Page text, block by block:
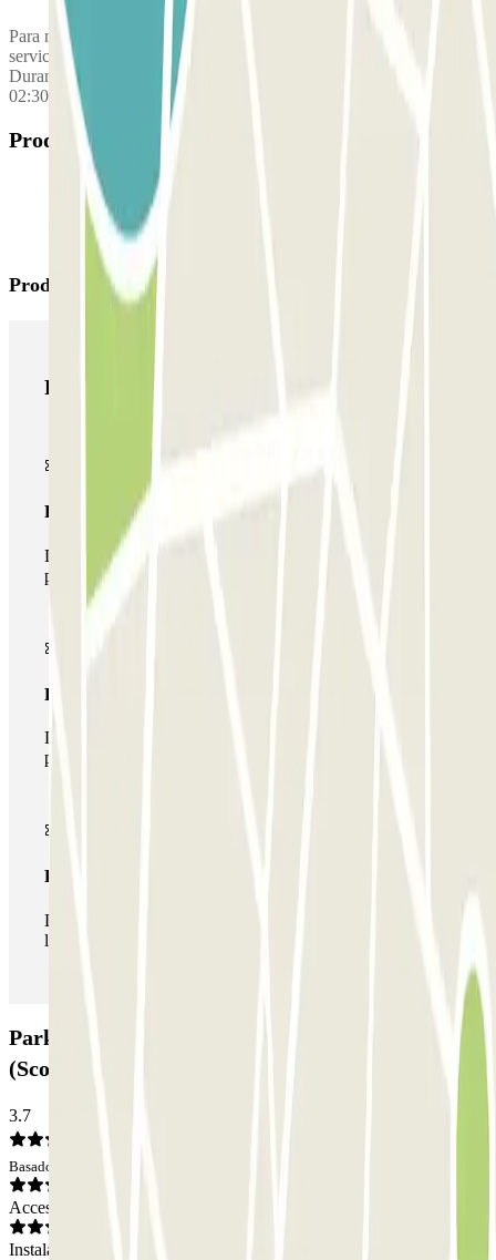
Para moverse entre los aparcamientos y las terminales, hay un
servicio de lanzadera gratuito aproximadamente cada 15 minutos.
Durante la noche, la frecuencia es de unos 30 minutos: Desde T1 de
02:30 a 04:00 Desde el parking P6 de 02:15 a 03:45
Productos disponibles
Productos de Parclick
Productos de Parclick
Pase básico
Durante tu estancia podrás entrar y salir una única vez al
parking
Pase multiparking
Durante tu estancia podrás hacer uso de toda la red de
parkings de este operador disponibles en Parclick.
Pase ilimitado
Durante tu estancia podrás entrar y salir del parking todas
las veces que quieras.
Parking P4 Holiday T1 Malpensa - SEA Ufficiale
(Scoperto): Opiniones
3.7
Basado en 1 opiniones
Acceso
Instalaciones